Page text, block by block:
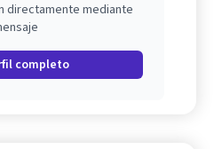
directamente mediante
completo